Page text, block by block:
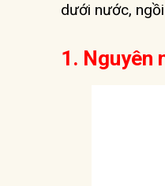
dưới nước,
1. Nguyên